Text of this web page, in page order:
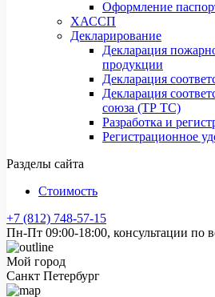
Оформление
ХАССП
Декларирование
Декларация
продукции
Декларация
Декларация
союза (ТР ТС)
Разработка и
Регистрационное
Разделы сайта
Стоимость
+7 (812) 748-57-15
Пн-Пт 09:00-18:00, консультации по
Мой город
Санкт Петербург